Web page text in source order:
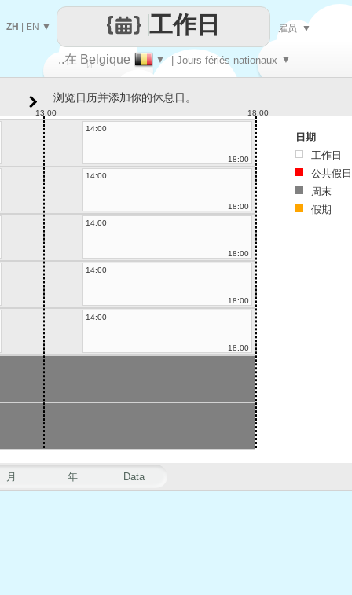
让
每一天
..在 Belgique ▼ | Jours fériés nationaux ▼
工作日
ZH EN ▼ 雇员 ▼
月 年 Data
浏览日历并添加你的休息日。
13:00
18:00
14:00
18:00
14:00
18:00
14:00
18:00
14:00
18:00
14:00
18:00
日期
工作日
公共假日
周末
假期